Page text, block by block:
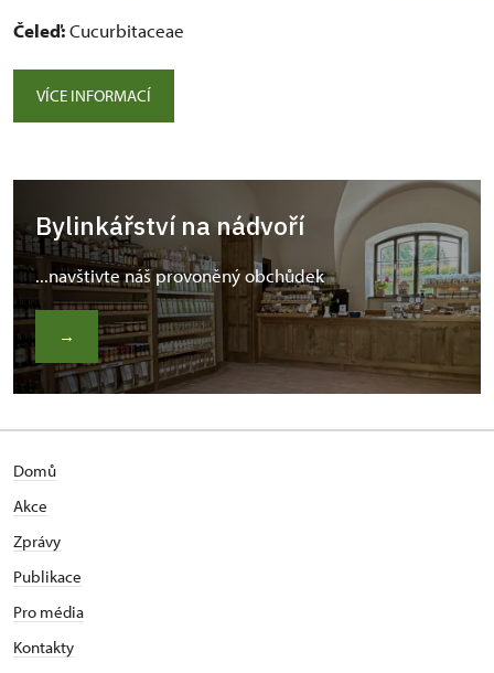
Čeleď:Cucurbitaceae
VÍCE INFORMACÍ
Bylinkářství na nádvoří
...navštivte náš provoněný obchůdek
→
Domů
Akce
Zprávy
Publikace
Pro média
Kontakty